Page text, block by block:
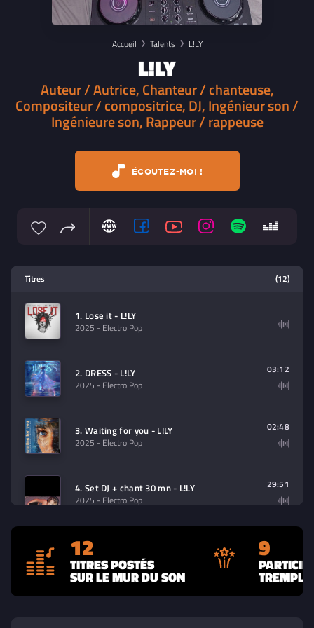
Accueil Talents L!LY
L!LY
Auteur / Autrice, Chanteur / chanteuse,
Compositeur / compositrice, DJ, Ingénieur son /
Ingénieure son, Rappeur / rappeuse
ÉCOUTEZ-MOI !
contenu à lire (audio/video)
Titres (12)
1. Lose it - L!LY
2025 - Electro Pop
2. DRESS - L!LY
2025 - Electro Pop
03:12
3. Waiting for you - L!LY
2025 - Electro Pop
02:48
4. Set DJ + chant 30 mn - L!LY
2025 - Electro Pop
29:51
5. Reprise espresso sabrina carpenter
- L!LY
2025- Electro Pop
00:40
02:34
12
TITRES POSTÉS
SUR LE MUR DU SON
9